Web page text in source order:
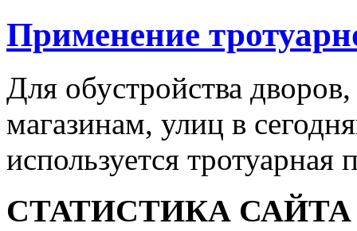
Применение
Для обустройства
магазинам, улиц в
используется тротуарная
СТАТИСТИКА САЙТА